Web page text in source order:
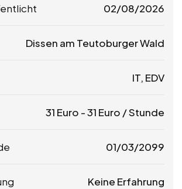
02/08/2026
Dissen am Teutoburger Wald
IT, EDV
31 Euro -31 Euro / Stunde
01/03/2099
Keine Erfahrung